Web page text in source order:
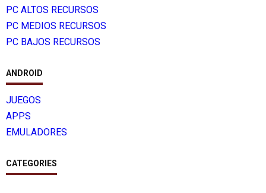
PC ALTOS RECURSOS
PC MEDIOS RECURSOS
PC BAJOS RECURSOS
ANDROID
JUEGOS
APPS
EMULADORES
CATEGORIES